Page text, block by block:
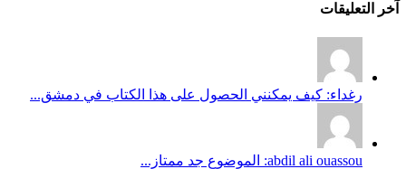
آخر التعليقات
رغداء: كيف يمكنني الحصول على هذا الكتاب في دمشق...
abdil ali ouassou: الموضوع جد ممتاز...